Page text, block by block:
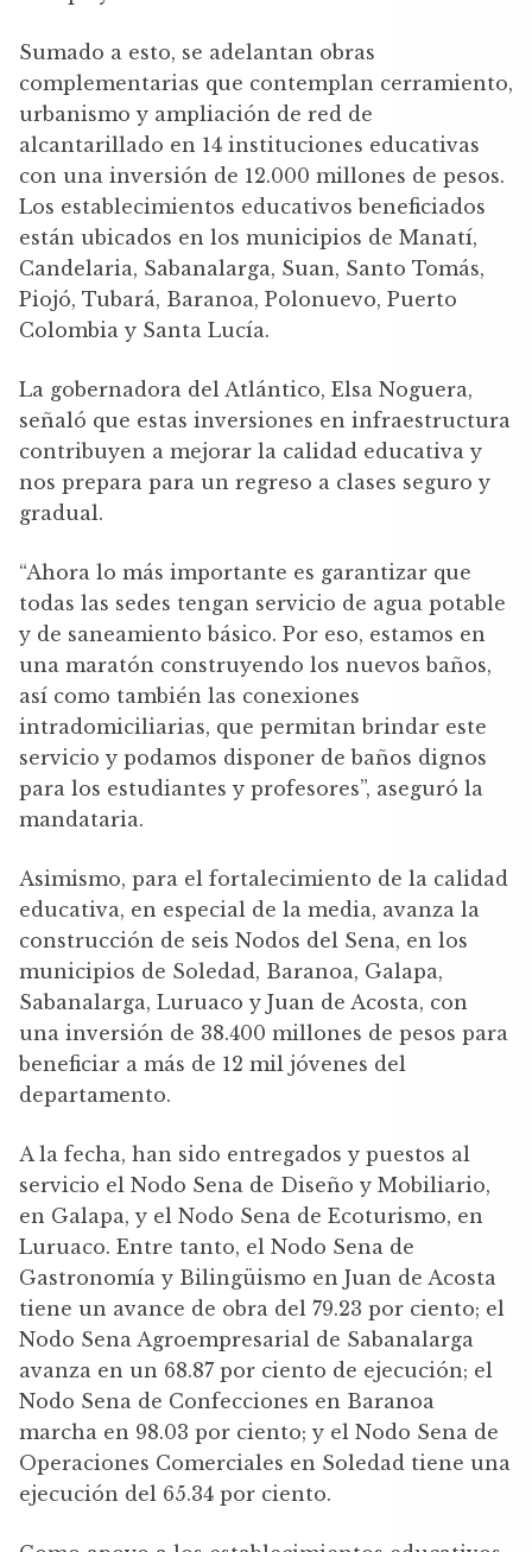
Sumado a esto, se adelantan obras
complementarias que contemplan cerramiento,
urbanismo y ampliación de red de
alcantarillado en 14 instituciones educativas
con una inversión de 12.000 millones de pesos.
Los establecimientos educativos beneficiados
están ubicados en los municipios de Manatí,
Candelaria, Sabanalarga, Suan, Santo Tomás,
Piojó, Tubará, Baranoa, Polonuevo, Puerto
Colombia y Santa Lucía.
La gobernadora del Atlántico, Elsa Noguera,
señaló que estas inversiones en infraestructura
contribuyen a mejorar la calidad educativa y
nos prepara para un regreso a clases seguro y
gradual.
“Ahora lo más importante es garantizar que
todas las sedes tengan servicio de agua potable
y de saneamiento básico. Por eso, estamos en
una maratón construyendo los nuevos baños,
así como también las conexiones
intradomiciliarias, que permitan brindar este
servicio y podamos disponer de baños dignos
para los estudiantes y profesores”, aseguró la
mandataria.
Asimismo, para el fortalecimiento de la calidad
educativa, en especial de la media, avanza la
construcción de seis Nodos del Sena, en los
municipios de Soledad, Baranoa, Galapa,
Sabanalarga, Luruaco y Juan de Acosta, con
una inversión de 38.400 millones de pesos para
beneficiar a más de 12 mil jóvenes del
departamento.
A la fecha, han sido entregados y puestos al
servicio el Nodo Sena de Diseño y Mobiliario,
en Galapa, y el Nodo Sena de Ecoturismo, en
Luruaco. Entre tanto, el Nodo Sena de
Gastronomía y Bilingüismo en Juan de Acosta
tiene un avance de obra del 79.23 por ciento; el
Nodo Sena Agroempresarial de Sabanalarga
avanza en un 68.87 por ciento de ejecución; el
Nodo Sena de Confecciones en Baranoa
marcha en 98.03 por ciento; y el Nodo Sena de
Operaciones Comerciales en Soledad tiene una
ejecución del 65.34 por ciento.